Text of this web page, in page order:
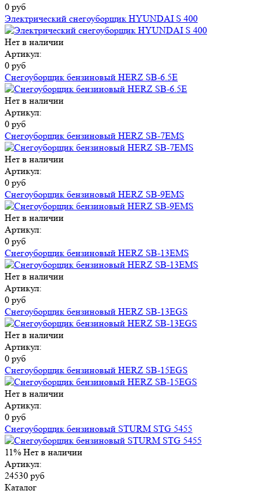
0 руб
Электрический снегоуборщик HYUNDAI S 400
Нет в наличии
Артикул:
0 руб
Снегоуборщик бензиновый HERZ SB-6.5E
Нет в наличии
Артикул:
0 руб
Снегоуборщик бензиновый HERZ SB-7EMS
Нет в наличии
Артикул:
0 руб
Снегоуборщик бензиновый HERZ SB-9EMS
Нет в наличии
Артикул:
0 руб
Снегоуборщик бензиновый HERZ SB-13EMS
Нет в наличии
Артикул:
0 руб
Снегоуборщик бензиновый HERZ SB-13EGS
Нет в наличии
Артикул:
0 руб
Снегоуборщик бензиновый HERZ SB-15EGS
Нет в наличии
Артикул:
0 руб
Снегоуборщик бензиновый STURM STG 5455
11% Нет в наличии
Артикул:
24530 руб
Каталог